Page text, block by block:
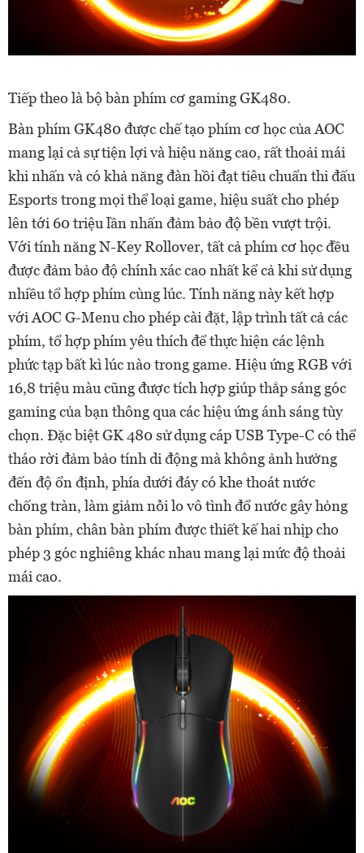
Tiếp theo là bộ bàn phím cơ gaming GK480.
Bàn phím GK480 được chế tạo phím cơ học của AOC
mang lại cả sự tiện lợi và hiệu năng cao, rất thoải mái
khi nhấn và có khả năng đàn hồi đạt tiêu chuẩn thi đấu
Esports trong mọi thể loại game, hiệu suất cho phép
lên tới 60 triệu lần nhấn đảm bảo độ bền vượt trội.
Với tính năng N-Key Rollover, tất cả phím cơ học đều
được đảm bảo độ chính xác cao nhất kể cả khi sử dụng
nhiều tổ hợp phím cùng lúc. Tính năng này kết hợp
với AOC G-Menu cho phép cài đặt, lập trình tất cả các
phím, tổ hợp phím yêu thích để thực hiện các lệnh
phức tạp bất kì lúc nào trong game. Hiệu ứng RGB với
16,8 triệu màu cũng được tích hợp giúp thắp sáng góc
gaming của bạn thông qua các hiệu ứng ánh sáng tùy
chọn. Đặc biệt GK 480 sử dụng cáp USB Type-C có thể
tháo rời đảm bảo tính di động mà không ảnh hưởng
đến độ ổn định, phía dưới đáy có khe thoát nước
chống tràn, làm giảm nỗi lo vô tình đổ nước gây hỏng
bàn phím, chân bàn phím được thiết kế hai nhịp cho
phép 3 góc nghiêng khác nhau mang lại mức độ thoải
mái cao.